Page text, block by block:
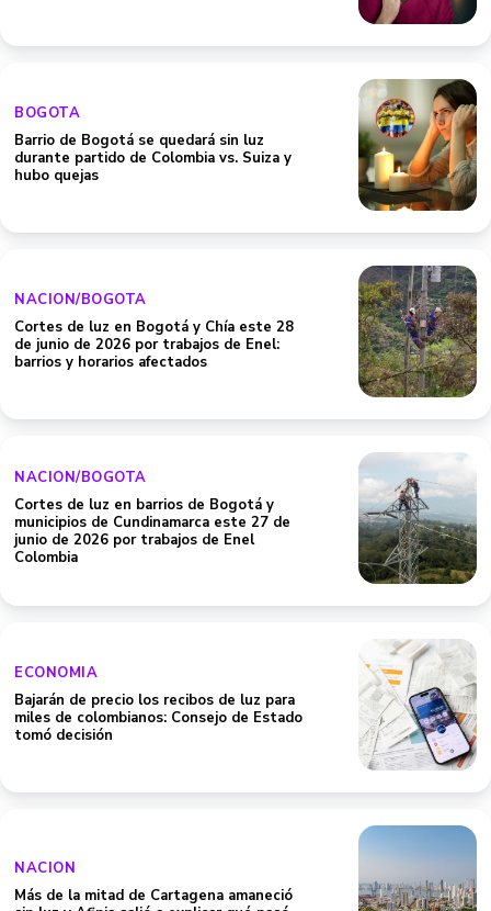
BOGOTA
Barrio de Bogotá se quedará sin luz
durante partido de Colombia vs. Suiza y
hubo quejas
NACION/BOGOTA
Cortes de luz en Bogotá y Chía este 28
de junio de 2026 por trabajos de Enel:
barrios y horarios afectados
NACION/BOGOTA
Cortes de luz en barrios de Bogotá y
municipios de Cundinamarca este 27 de
junio de 2026 por trabajos de Enel
Colombia
ECONOMIA
Bajarán de precio los recibos de luz para
miles de colombianos: Consejo de Estado
tomó decisión
NACION
Más de la mitad de Cartagena amaneció